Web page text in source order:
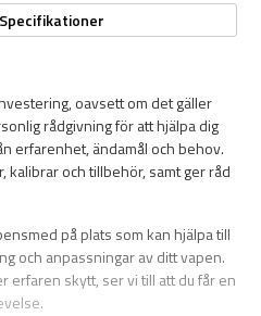
även 12/89)
korn
oavsett om det gäller
rådgivning för att hjälpa dig
erfarenhet, ändamål och behov.
kalibrar och tillbehör, samt ger råd
på plats som kan hjälpa till
och anpassningar av ditt vapen.
erfaren skytt, ser vi till att du får en